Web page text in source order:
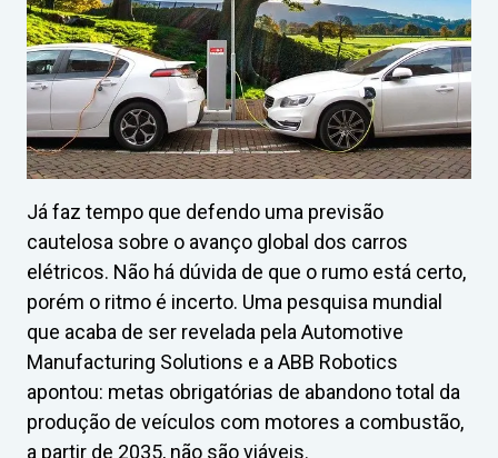
Já faz tempo que defendo uma previsão
cautelosa sobre o avanço global dos carros
elétricos. Não há dúvida de que o rumo está certo,
porém o ritmo é incerto. Uma pesquisa mundial
que acaba de ser revelada pela Automotive
Manufacturing Solutions e a ABB Robotics
apontou: metas obrigatórias de abandono total da
produção de veículos com motores a combustão,
a partir de 2035, não são viáveis.